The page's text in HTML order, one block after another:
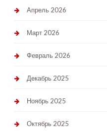
Апрель 2026
Март 2026
Февраль 2026
Декабрь 2025
Ноябрь 2025
Октябрь 2025